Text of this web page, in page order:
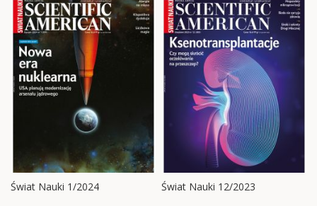
Świat Nauki 1/2024 Świat Nauki 12/2023